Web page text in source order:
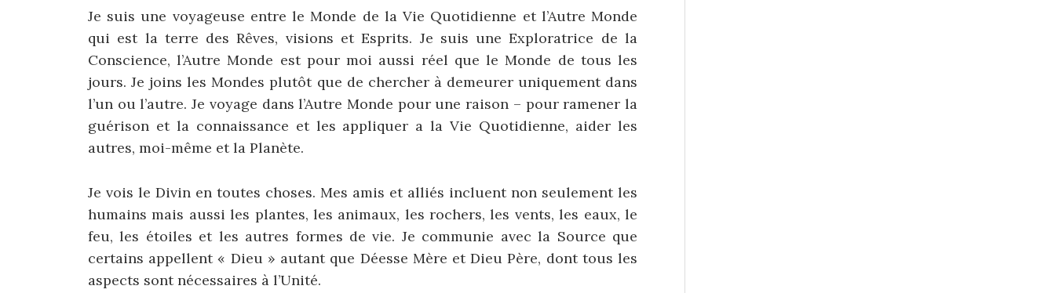
Je suis une voyageuse entre le Monde de la Vie Quotidienne et l’Autre Monde
qui est la terre des Rêves, visions et Esprits. Je suis une Exploratrice de la
Conscience, l’Autre Monde est pour moi aussi réel que le Monde de tous les
jours. Je joins les Mondes plutôt que de chercher à demeurer uniquement dans
l’un ou l’autre. Je voyage dans l’Autre Monde pour une raison – pour ramener la
guérison et la connaissance et les appliquer a la Vie Quotidienne, aider les
autres, moi-même et la Planète.
Je vois le Divin en toutes choses. Mes amis et alliés incluent non seulement les
humains mais aussi les plantes, les animaux, les rochers, les vents, les eaux, le
feu, les étoiles et les autres formes de vie. Je communie avec la Source que
certains appellent « Dieu » autant que Déesse Mère et Dieu Père, dont tous les
aspects sont nécessaires à l’Unité.